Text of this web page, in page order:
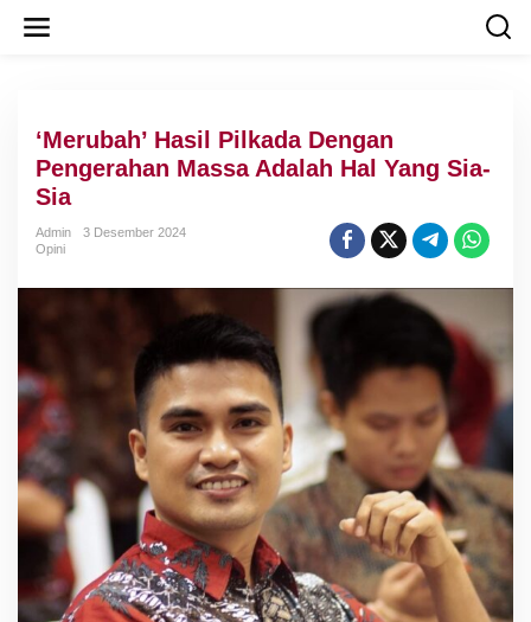
‘Merubah’ Hasil Pilkada Dengan
Pengerahan Massa Adalah Hal Yang Sia-
Sia
Admin
3 Desember 2024
Opini